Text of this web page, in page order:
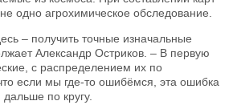
одно агрохимическое обследование.
– получить точные изначальные
Александр Остриков. – В первую
с распределением их по
если мы где-то ошибёмся, эта ошибка
по кругу.